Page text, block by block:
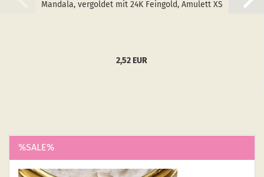
Man­da­la, ver­gol­det mit 24K Fein­gold, Amu­lett XS
2,52 EUR
%SALE%